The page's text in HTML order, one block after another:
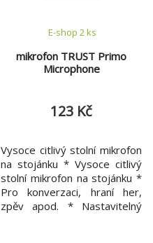
mikrofon TRUST Primo
Microphone
E-shop 2 ks
123 Kč
Vysoce citlivý stolní mikrofon
na stojánku * Vysoce citlivý
stolní mikrofon na stojánku *
Pro konverzaci, hraní her,
zpěv apod. * Nastavitelný